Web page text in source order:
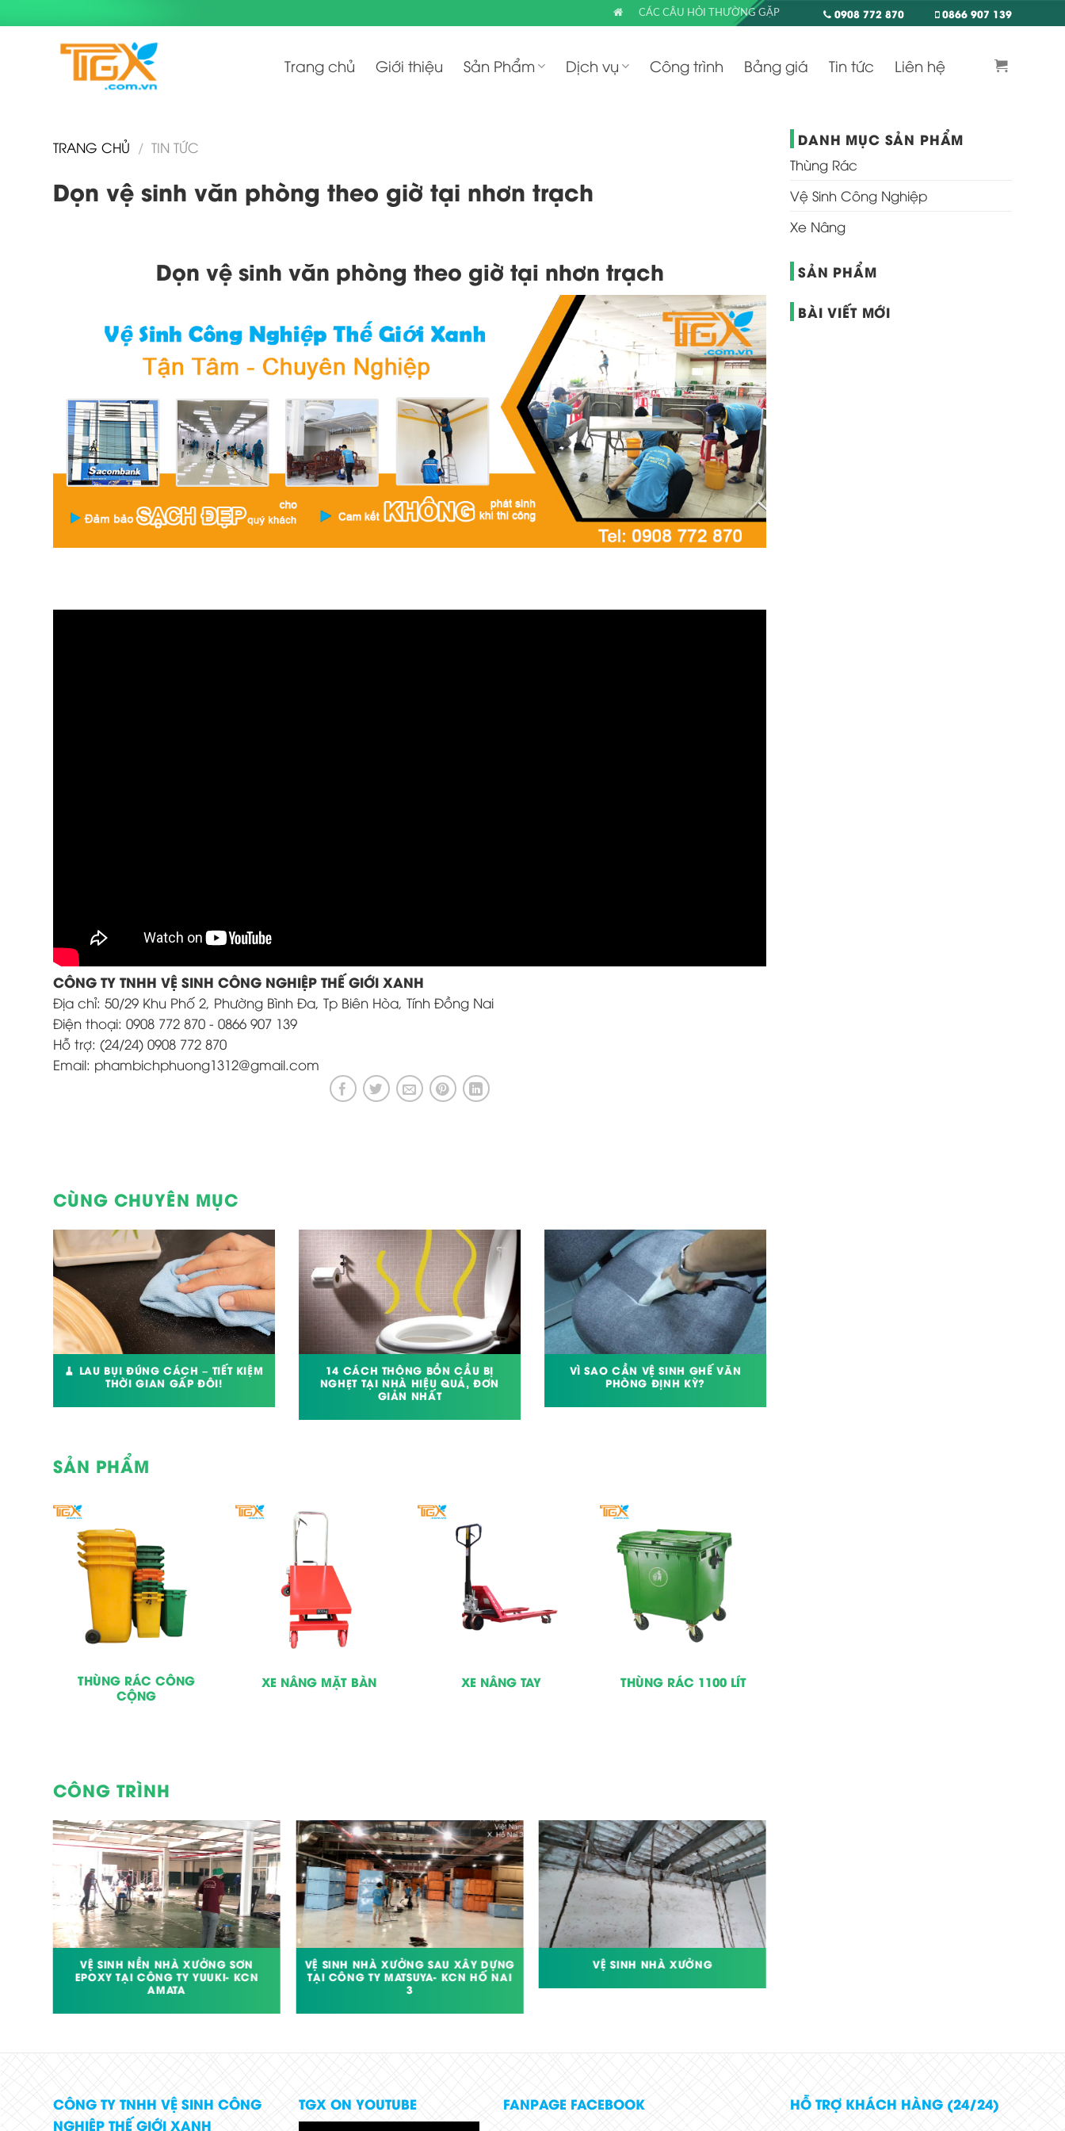
to
CÁC CÂU HỎI THƯỜNG GẶP 0908 772 870 0866 907 139
Trang chủ Giới thiệu Sản Phẩm Dịch vụ Công trình Bảng giá Tin tức Liên hệ
TRANG CHỦ / TIN TỨC
Dọn vệ sinh văn phòng theo giờ tại nhơn trạch
Dọn vệ sinh văn phòng theo giờ tại nhơn trạch
CÔNG TY TNHH VỆ SINH CÔNG NGHIỆP THẾ GIỚI XANH
Địa chỉ: 50/29 Khu Phố 2, Phường Bình Đa, Tp Biên Hòa, Tính Đồng Nai
Điện thoại: 0908 772 870 - 0866 907 139
Hỗ trợ: (24/24) 0908 772 870
Email: phambichphuong1312@gmail.com
CÙNG CHUYÊN MỤC
🧹 LAU BỤI ĐÚNG CÁCH – TIẾT KIỆM
THỜI GIAN GẤP ĐÔI!
14 CÁCH THÔNG BỒN CẦU BỊ
NGHẸT TẠI NHÀ HIỆU QUẢ, ĐƠN
GIẢN NHẤT
VÌ SAO CẦN VỆ SINH GHẾ VĂN
PHÒNG ĐỊNH KỲ?
SẢN PHẨM
THÙNG RÁC CÔNG
CỘNG
XE NÂNG MẶT BÀN XE NÂNG TAY THÙNG RÁC 1100 LÍT
CÔNG TRÌNH
VỆ SINH NỀN NHÀ XƯỞNG SƠN
EPOXY TẠI CÔNG TY YUUKI- KCN
AMATA
VỆ SINH NHÀ XƯỞNG SAU XÂY DỰNG
TẠI CÔNG TY MATSUYA- KCN HỐ NAI
3
VỆ SINH NHÀ XƯỞNG
DANH MỤC SẢN PHẨM
Thùng Rác
Vệ Sinh Công Nghiệp
Xe Nâng
SẢN PHẨM
BÀI VIẾT MỚI
CÔNG TY TNHH VỆ SINH CÔNG
NGHIỆP THẾ GIỚI XANH
TGX ON YOUTUBE FANPAGE FACEBOOK HỖ TRỢ KHÁCH HÀNG (24/24)